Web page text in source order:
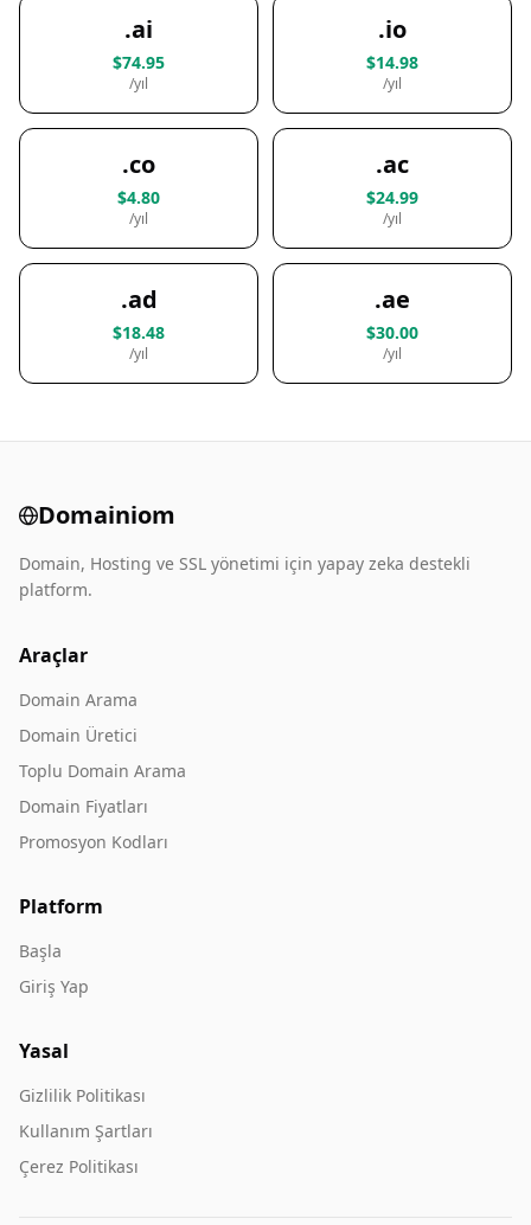
.ai
$74.95
/yıl
.io
$14.98
/yıl
.co
$4.80
/yıl
.ac
$24.99
/yıl
.ad
$18.48
/yıl
.ae
$30.00
/yıl
Domainiom
Domain, Hosting ve SSL yönetimi için yapay zeka destekli
platform.
Araçlar
Domain Arama
Domain Üretici
Toplu Domain Arama
Domain Fiyatları
Promosyon Kodları
Platform
Başla
Giriş Yap
Yasal
Gizlilik Politikası
Kullanım Şartları
Çerez Politikası